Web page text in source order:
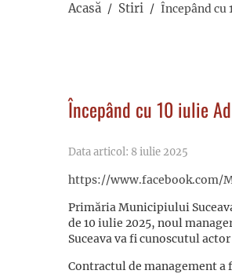
Acasă Stiri Începând cu
Începând cu 10 iulie
Data articol: 8 iulie 2025
https://www.facebook.com/
Primăria Municipiului
de 10 iulie 2025, noul
Suceava va fi cunoscutul
Contractul de management a